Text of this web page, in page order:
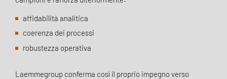
affidabilità analitica
coerenza dei processi
robustezza operativa
Laemmegroup conferma così il proprio impegno verso